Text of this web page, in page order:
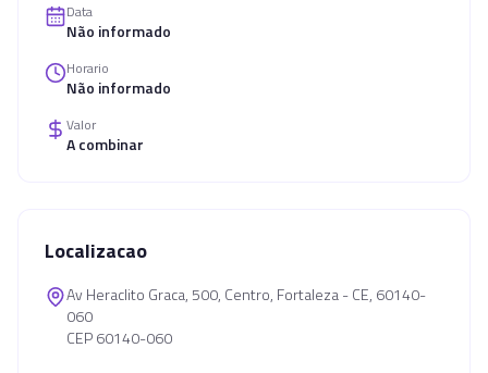
Data
Não informado
Horario
Não informado
Valor
A combinar
Localizacao
Av Heraclito Graca, 500, Centro, Fortaleza - CE, 60140-
060
CEP 60140-060